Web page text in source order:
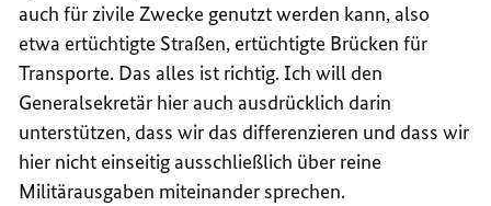
auch für zivile Zwecke genutzt werden kann, also
etwa ertüchtigte Straßen, ertüchtigte Brücken für
Transporte. Das alles ist richtig. Ich will den
Generalsekretär hier auch ausdrücklich darin
unterstützen, dass wir das differenzieren und dass wir
hier nicht einseitig ausschließlich über reine
Militärausgaben miteinander sprechen.